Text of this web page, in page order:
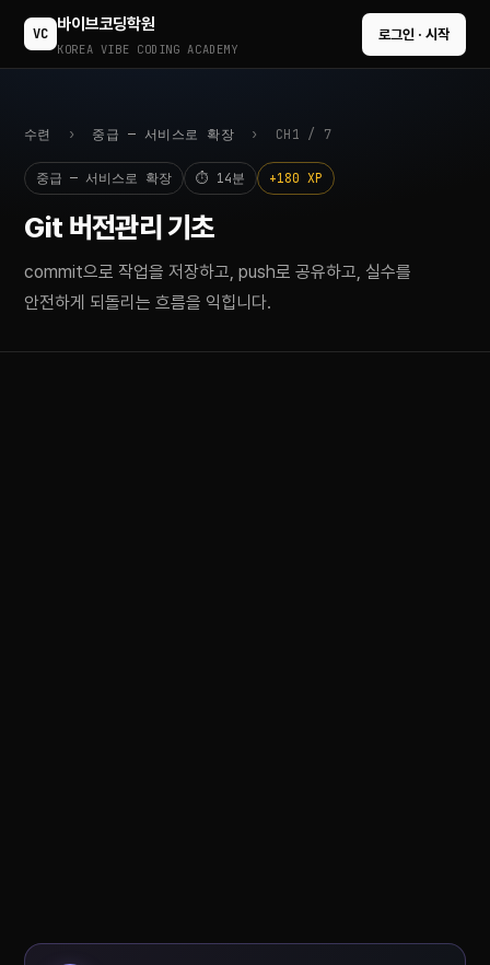
VC 바이브코딩학원
KOREA VIBE CODING ACADEMY
로그인 · 시작
수련 › 중급 — 서비스로 확장 › CH1 / 7
중급 — 서비스로 확장 ⏱ 14분 +180 XP
Git 버전관리 기초
commit으로 작업을 저장하고, push로 공유하고, 실수를
안전하게 되돌리는 흐름을 익힙니다.